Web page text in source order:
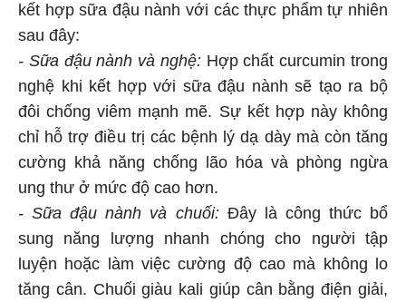
kết hợp sữa đậu nành với các thực phẩm tự nhiên
sau đây:
- Sữa đậu nành và nghệ:Hợp chất curcumin trong
nghệ khi kết hợp với sữa đậu nành sẽ tạo ra bộ
đôi chống viêm mạnh mẽ. Sự kết hợp này không
chỉ hỗ trợ điều trị các bệnh lý dạ dày mà còn tăng
cường khả năng chống lão hóa và phòng ngừa
ung thư ở mức độ cao hơn.
- Sữa đậu nành và chuối:Đây là công thức bổ
sung năng lượng nhanh chóng cho người tập
luyện hoặc làm việc cường độ cao mà không lo
tăng cân. Chuối giàu kali giúp cân bằng điện giải,